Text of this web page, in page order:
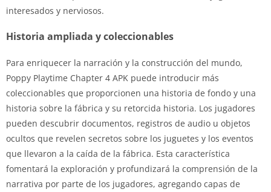
interesados ​​y nerviosos.
Historia ampliada y coleccionables
Para enriquecer la narración y la construcción del mundo,
Poppy Playtime Chapter 4 APK puede introducir más
coleccionables que proporcionen una historia de fondo y una
historia sobre la fábrica y su retorcida historia. Los jugadores
pueden descubrir documentos, registros de audio u objetos
ocultos que revelen secretos sobre los juguetes y los eventos
que llevaron a la caída de la fábrica. Esta característica
fomentará la exploración y profundizará la comprensión de la
narrativa por parte de los jugadores, agregando capas de